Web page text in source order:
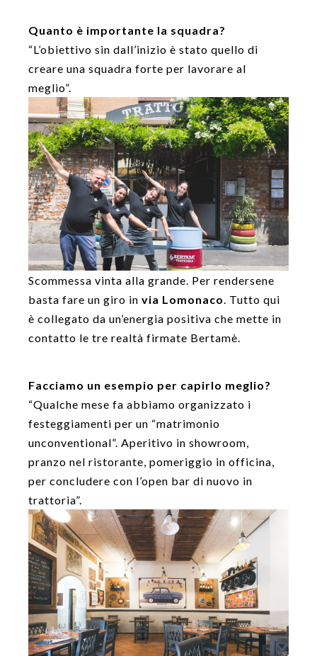
Quanto è importante la squadra?
“L’obiettivo sin dall’inizio è stato quello di
creare una squadra forte per lavorare al
meglio”.
Scommessa vinta alla grande. Per rendersene
basta fare un giro in via Lomonaco. Tutto qui
è collegato da un’energia positiva che mette in
contatto le tre realtà firmate Bertamè.
Facciamo un esempio per capirlo meglio?
“Qualche mese fa abbiamo organizzato i
festeggiamenti per un “matrimonio
unconventional”. Aperitivo in showroom,
pranzo nel ristorante, pomeriggio in officina,
per concludere con l’open bar di nuovo in
trattoria”.